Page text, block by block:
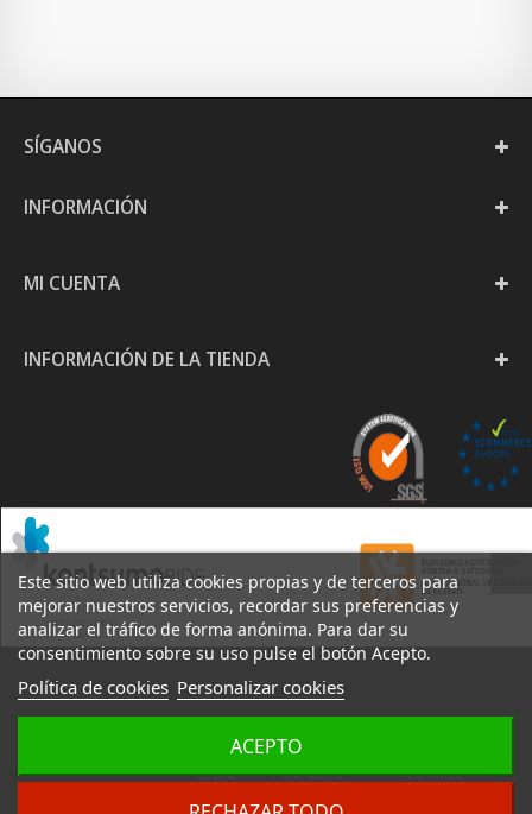
Este sitio web utiliza cookies propias y de terceros para
mejorar nuestros servicios, recordar sus preferencias y
analizar el tráfico de forma anónima. Para dar su
consentimiento sobre su uso pulse el botón Acepto.
Política de cookies Personalizar cookies
ACEPTO
SÍGANOS
INFORMACIÓN
MI CUENTA
INFORMACIÓN DE LA TIENDA
DESARROLLO:IZARNET
AVISO
LEGAL
POLÍTICA DE
PRIVACIDAD
COOKIES